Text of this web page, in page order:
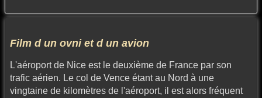
Film d un ovni et d un avion
L'aéroport de Nice est le deuxième de France par son
trafic aérien. Le col de Vence étant au Nord à une
vingtaine de kilomètres de l'aéroport, il est alors fréquent